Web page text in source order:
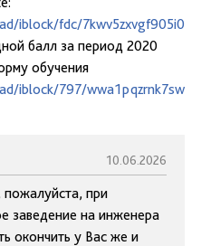
iblock/fdc/
балл за период 2020
обучения
iblock/797/
10.06.2026
пожалуйста, при
заведение на инженера
окончить у Вас же и